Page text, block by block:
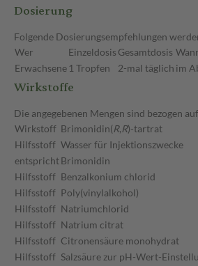
Dosierung
Folgende Dosierungsempfehlungen
Wer
Einzeldosis Gesamtdosis
Erwachsene 1 Tropfen 2-mal täglich im
Wirkstoffe
Die angegebenen Mengen sind bezogen
Wirkstoff Brimonidin(R,R)-tartrat
Hilfsstoff Wasser für Injektionszwecke
entsprichtBrimonidin
Hilfsstoff Benzalkonium chlorid
Hilfsstoff Poly(vinylalkohol)
Hilfsstoff Natriumchlorid
Hilfsstoff Natrium citrat
Hilfsstoff Citronensäure monohydrat
Hilfsstoff Salzsäure zur pH-Wert-